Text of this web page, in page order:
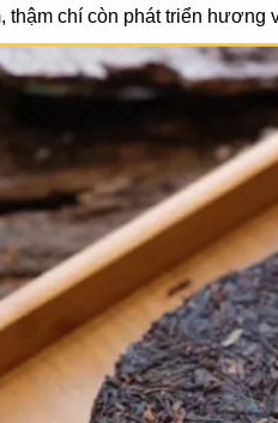
thậm chí còn phát triển